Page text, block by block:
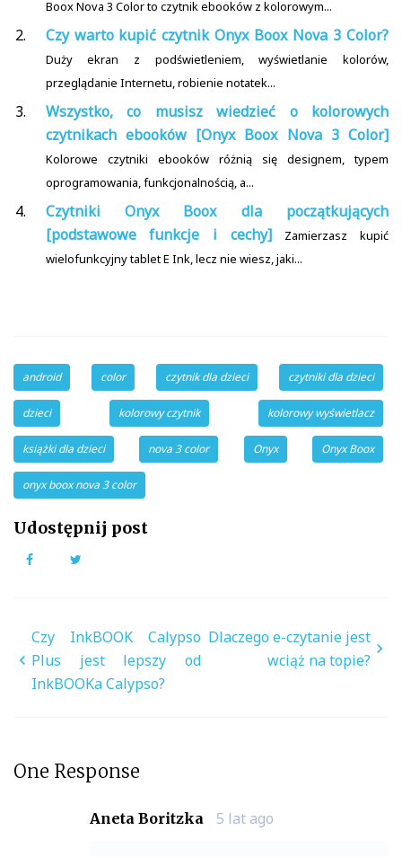
Boox Nova 3 Color to czytnik ebooków z kolorowym...
Czy warto kupić czytnik Onyx Boox Nova 3 Color?
Duży ekran z podświetleniem, wyświetlanie kolorów,
przeglądanie Internetu, robienie notatek...
Wszystko, co musisz wiedzieć o kolorowych
czytnikach ebooków [Onyx Boox Nova 3 Color]
Kolorowe czytniki ebooków różnią się designem, typem
oprogramowania, funkcjonalnością, a...
Czytniki Onyx Boox dla początkujących
[podstawowe funkcje i cechy]
Zamierzasz kupić
wielofunkcyjny tablet E Ink, lecz nie wiesz, jaki...
android color czytnik dla dzieci czytniki dla dzieci
dzieci kolorowy czytnik kolorowy wyświetlacz
książki dla dzieci nova 3 color Onyx Onyx Boox
onyx boox nova 3 color
Udostępnij post
Facebook
Nawigacja
wpisu
Czy InkBOOK Calypso
Plus jest lepszy od
InkBOOKa Calypso?
Dlaczego e-czytanie jest
wciąż na topie?
One Response
Aneta Boritzka 5 lat ago